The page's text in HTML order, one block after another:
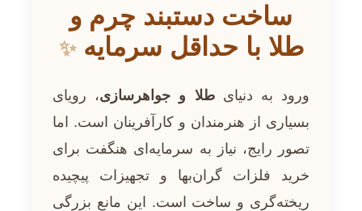
ساخت دستبند چرم و
طلا با حداقل سرمایه✨
ورود به دنیایطلا و جواهرسازی، رویای
بسیاری از هنرمندان و کارآفرینان است. اما
تصور رایج، نیاز به سرمایه‌ای هنگفت برای
خرید فلزات گران‌بها و تجهیزات پیچیده
ریخته‌گری و ساخت است. این مانع بزرگی